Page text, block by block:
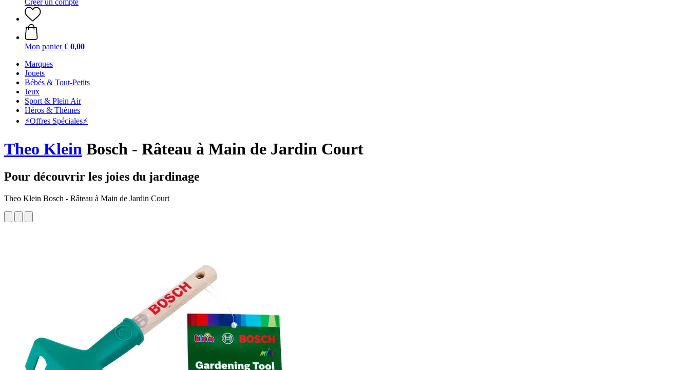
Créer un compte
Mon panier € 0,00
Marques
Jouets
Bébés & Tout-Petits
Jeux
Sport & Plein Air
Héros & Thèmes
⚡️Offres Spéciales⚡️
Theo Klein Bosch - Râteau à Main de Jardin Court
Pour découvrir les joies du jardinage
Theo Klein Bosch - Râteau à Main de Jardin Court